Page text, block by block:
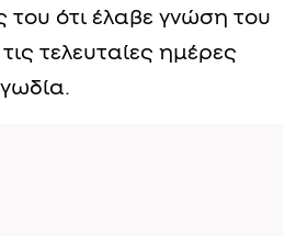
του ότι έλαβε γνώση του
τελευταίες ημέρες